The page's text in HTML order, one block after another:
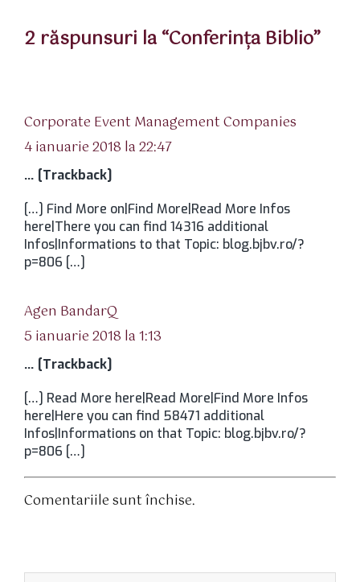
2 răspunsuri la “Conferinţa Biblio”
Corporate Event Management Companies
4 ianuarie 2018 la 22:47
… [Trackback]
[…] Find More on|Find More|Read More Infos
here|There you can find 14316 additional
Infos|Informations to that Topic: blog.bjbv.ro/?
p=806 […]
Agen BandarQ
5 ianuarie 2018 la 1:13
… [Trackback]
[…] Read More here|Read More|Find More Infos
here|Here you can find 58471 additional
Infos|Informations on that Topic: blog.bjbv.ro/?
p=806 […]
Comentariile sunt închise.